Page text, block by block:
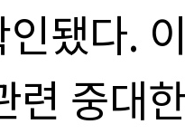
됐다.
련 중대